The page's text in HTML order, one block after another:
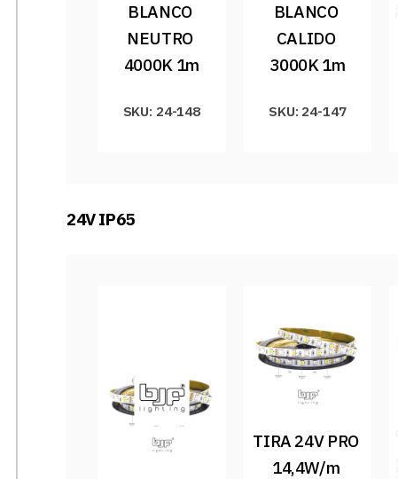
BLANCO
NEUTRO
4000K 1m
SKU: 24-148
BLANCO
CALIDO
3000K 1m
SKU: 24-147
24V IP65
TIRA 24V PRO
14,4W/m